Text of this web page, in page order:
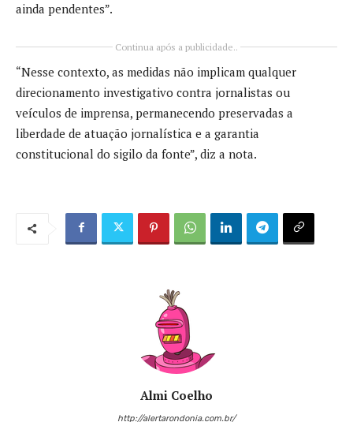
ainda pendentes”.
Continua após a publicidade..
“Nesse contexto, as medidas não implicam qualquer
direcionamento investigativo contra jornalistas ou
veículos de imprensa, permanecendo preservadas a
liberdade de atuação jornalística e a garantia
constitucional do sigilo da fonte”, diz a nota.
Almi Coelho
http://alertarondonia.com.br/